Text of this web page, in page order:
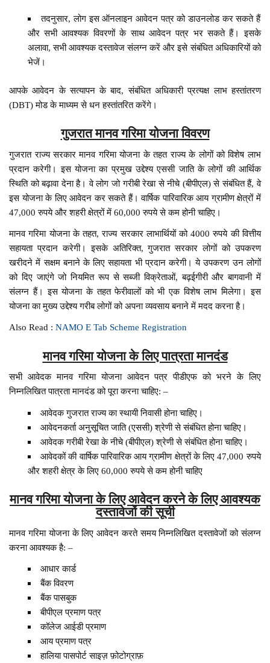
तदनुसार, लोग इस ऑनलाइन आवेदन पत्र को डाउनलोड कर सकते हैं
और सभी आवश्यक विवरणों के साथ आवेदन पत्र भर सकते हैं। इसके
अलावा, सभी आवश्यक दस्तावेज संलग्न करें और इसे संबंधित अधिकारियों को
भेजें।
आपके आवेदन के सत्यापन के बाद, संबंधित अधिकारी प्रत्यक्ष लाभ हस्तांतरण
(DBT) मोड के माध्यम से धन हस्तांतरित करेंगे।
गुजरात मानव गरिमा योजना विवरण
गुजरात राज्य सरकार मानव गरिमा योजना के तहत राज्य के लोगों को विशेष लाभ
प्रदान करेगी। इस योजना का प्रमुख उद्देश्य एससी जाति के लोगों की आर्थिक
स्थिति को बढ़ावा देना है। वे लोग जो गरीबी रेखा से नीचे (बीपीएल) से संबंधित हैं, वे
इस योजना के लिए आवेदन कर सकते हैं। वार्षिक पारिवारिक आय ग्रामीण क्षेत्रों में
47,000 रुपये और शहरी क्षेत्रों में 60,000 रुपये से कम होनी चाहिए।
मानव गरिमा योजना के तहत, राज्य सरकार लाभार्थियों को 4000 रुपये की वित्तीय
सहायता प्रदान करेगी। इसके अतिरिक्त, गुजरात सरकार लोगों को उपकरण
खरीदने में सक्षम बनाने के लिए सहायता भी प्रदान करेगी। ये उपकरण उन लोगों
को दिए जाएंगे जो नियमित रूप से सब्जी विक्रेताओं, बढ़ईगीरी और बागवानी में
संलग्न हैं। इस योजना के तहत फेरीवालों को भी एक विशेष लाभ मिलेगा। इस
योजना का मुख्य उद्देश्य गरीब लोगों को अपना व्यवसाय बनाने में मदद करना है।
Also Read :NAMO E Tab Scheme Registration
मानव गरिमा योजना के लिए पात्रता मानदंड
सभी आवेदक मानव गरिमा योजना आवेदन पत्र पीडीएफ को भरने के लिए
निम्नलिखित पात्रता मानदंड को पूरा करना चाहिए: –
आवेदक गुजरात राज्य का स्थायी निवासी होना चाहिए।
आवेदनकर्ता अनुसूचित जाति (एससी) श्रेणी से संबंधित होना चाहिए।
आवेदक गरीबी रेखा के नीचे (बीपीएल) श्रेणी से संबंधित होना चाहिए।
आवेदकों की वार्षिक पारिवारिक आय ग्रामीण क्षेत्रों के लिए 47,000 रुपये
और शहरी क्षेत्र के लिए 60,000 रुपये से कम होनी चाहिए
मानव गरिमा योजना के लिए आवेदन करने के लिए आवश्यक
दस्तावेजों की सूची
मानव गरिमा योजना के लिए आवेदन करते समय निम्नलिखित दस्तावेजों को संलग्न
करना आवश्यक है: –
आधार कार्ड
बैंक विवरण
बैंक पासबुक
बीपीएल प्रमाण पत्र
कॉलेज आईडी प्रमाण
आय प्रमाण पत्र
हालिया पासपोर्ट साइज़ फ़ोटोग्राफ़